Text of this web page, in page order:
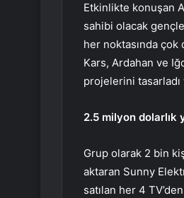
Etkinlikte konuşan
sahibi olacak
her noktasında
Kars, Ardahan ve
projelerini
2.5 milyon dolarlık
Grup olarak 2 bin
aktaran Sunny
satılan her 4